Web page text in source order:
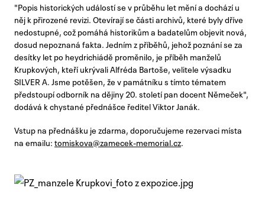
"Popis historických událostí se v průběhu let mění a dochází u
něj k přirozené revizi. Otevírají se části archivů, které byly dříve
nedostupné, což pomáhá historikům a badatelům objevit nová,
dosud nepoznaná fakta. Jedním z příběhů, jehož poznání se za
desítky let po heydrichiádě proměnilo, je příběh manželů
Krupkových, kteří ukrývali Alfréda Bartoše, velitele výsadku
SILVER A. Jsme potěšen, že v památníku s tímto tématem
předstoupí odborník na dějiny 20. století pan docent Němeček",
dodává k chystané přednášce ředitel Viktor Janák.
Vstup na přednášku je zdarma, doporučujeme rezervaci místa
na emailu: tomiskova@zamecek-memorial.cz